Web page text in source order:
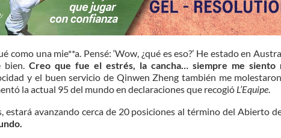
como una mie**a. Pensé: ‘Wow, ¿qué es eso?’ He estado en
bien. Creo que fue el estrés, la cancha… siempre me siento
y el buen servicio de Qinwen Zheng también me
la actual 95 del mundo en declaraciones que recogió L’Equipe
estará avanzando cerca de 20 posiciones al término del Abierto